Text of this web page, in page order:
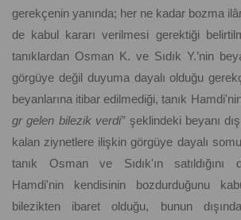
gerekçenin yanında; her ne kadar bozma
de kabul kararı verilmesi gerektiği
tanıklardan Osman K. ve Sıdık Y.’nin
görgüye değil duyuma dayalı olduğu
beyanlarına itibar edilmediği, tanık
gr gelen bilezik verdi”şeklindeki beyanı
kalan ziynetlere ilişkin görgüye dayalı
tanık Osman ve Sıdık'ın satıldığını
Hamdi'nin kendisinin bozdurduğunu
bilezikten ibaret olduğu, bunun